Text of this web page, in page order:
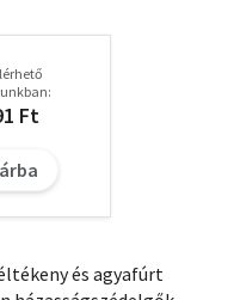
Ft
és agyafúrt